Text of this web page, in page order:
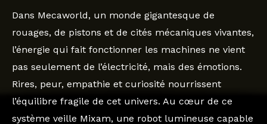
Dans Mecaworld, un monde gigantesque de
rouages, de pistons et de cités mécaniques vivantes,
l’énergie qui fait fonctionner les machines ne vient
pas seulement de l’électricité, mais des émotions.
Rires, peur, empathie et curiosité nourrissent
l’équilibre fragile de cet univers. Au cœur de ce
système veille Mixam, une robot lumineuse capable